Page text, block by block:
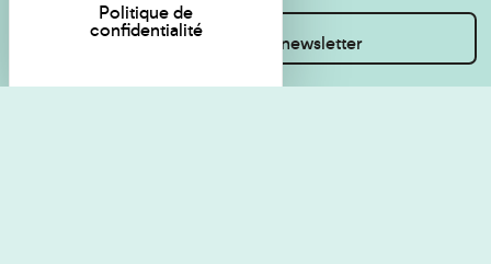
Inscrivez-vous à la newsletter
Politique de
confidentialité